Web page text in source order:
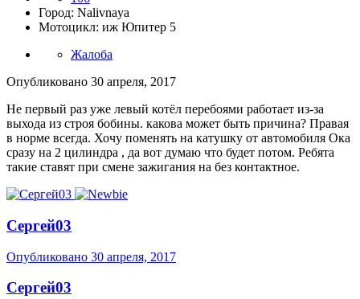
Город: Nalivnaya
Мотоцикл: иж Юпитер 5
Жалоба
Опубликовано 30 апреля, 2017
Не первый раз уже левый котёл перебоями работает из-за
выхода из строя бобины. какова может быть причина? Правая
в норме всегда. Хочу поменять на катушку от автомобиля Ока
сразу на 2 цилиндра , да вот думаю что будет потом. Ребята
такие ставят при смене зажигания на без контактное.
Сергей03
Опубликовано 30 апреля, 2017
Сергей03